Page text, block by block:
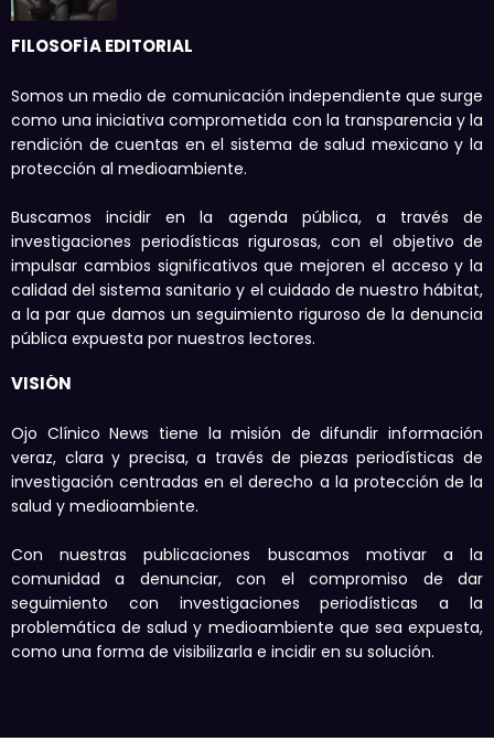
FILOSOFÍA EDITORIAL
Somos un medio de comunicación independiente que surge
como una iniciativa comprometida con la transparencia y la
rendición de cuentas en el sistema de salud mexicano y la
protección al medioambiente.
Buscamos incidir en la agenda pública, a través de
investigaciones periodísticas rigurosas, con el objetivo de
impulsar cambios significativos que mejoren el acceso y la
calidad del sistema sanitario y el cuidado de nuestro hábitat,
a la par que damos un seguimiento riguroso de la denuncia
pública expuesta por nuestros lectores.
VISIÓN
Ojo Clínico News tiene la misión de difundir información
veraz, clara y precisa, a través de piezas periodísticas de
investigación centradas en el derecho a la protección de la
salud y medioambiente.
Con nuestras publicaciones buscamos motivar a la
comunidad a denunciar, con el compromiso de dar
seguimiento con investigaciones periodísticas a la
problemática de salud y medioambiente que sea expuesta,
como una forma de visibilizarla e incidir en su solución.